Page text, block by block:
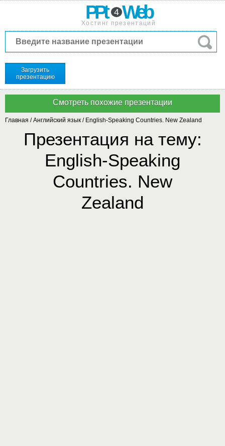
PPt 4 Web
Хостинг презентаций
Загрузить
презентацию
Главная /Английский язык / English-Speaking Countries. New Zealand
Презентация на тему:
English-Speaking
Countries. New
Zealand